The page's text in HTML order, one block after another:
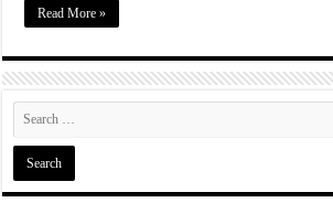
Read More »